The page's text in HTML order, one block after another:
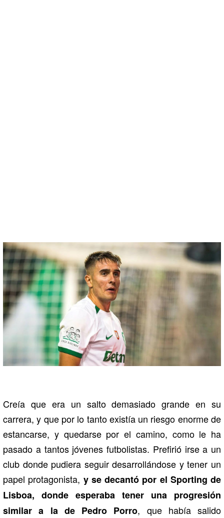
Creía que era un salto demasiado grande en su
carrera, y que por lo tanto existía un riesgo enorme de
estancarse, y quedarse por el camino, como le ha
pasado a tantos jóvenes futbolistas. Prefirió irse a un
club donde pudiera seguir desarrollándose y tener un
papel protagonista, y se decantó por el Sporting de
Lisboa, donde esperaba tener una progresión
similar a la de Pedro Porro, que había salido